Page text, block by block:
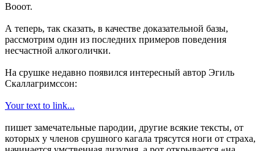
Вооот.
А теперь, так сказать, в качестве доказательной базы,
рассмотрим один из последних примеров поведения
несчастной алкоголички.
На срушке недавно появился интересный автор Эгиль
Скаллагримссон:
Your text to link...
пишет замечательные пародии, другие всякие тексты, от
которых у членов срушного кагала трясутся ноги от страха,